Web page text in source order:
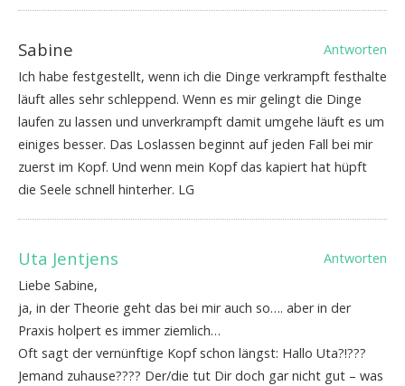
Sabine
Antworten
Ich habe festgestellt, wenn ich die Dinge verkrampft festhalte
läuft alles sehr schleppend. Wenn es mir gelingt die Dinge
laufen zu lassen und unverkrampft damit umgehe läuft es um
einiges besser. Das Loslassen beginnt auf jeden Fall bei mir
zuerst im Kopf. Und wenn mein Kopf das kapiert hat hüpft
die Seele schnell hinterher. LG
Uta Jentjens
Antworten
Liebe Sabine,
ja, in der Theorie geht das bei mir auch so…. aber in der
Praxis holpert es immer ziemlich…
Oft sagt der vernünftige Kopf schon längst: Hallo Uta?!???
Jemand zuhause???? Der/die tut Dir doch gar nicht gut – was